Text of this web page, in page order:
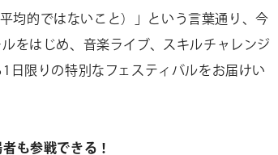
均的ではないこと）」という言葉通り、今
をはじめ、音楽ライブ、スキルチャレンジ
日限りの特別なフェスティバルをお届けい
も参戦できる！